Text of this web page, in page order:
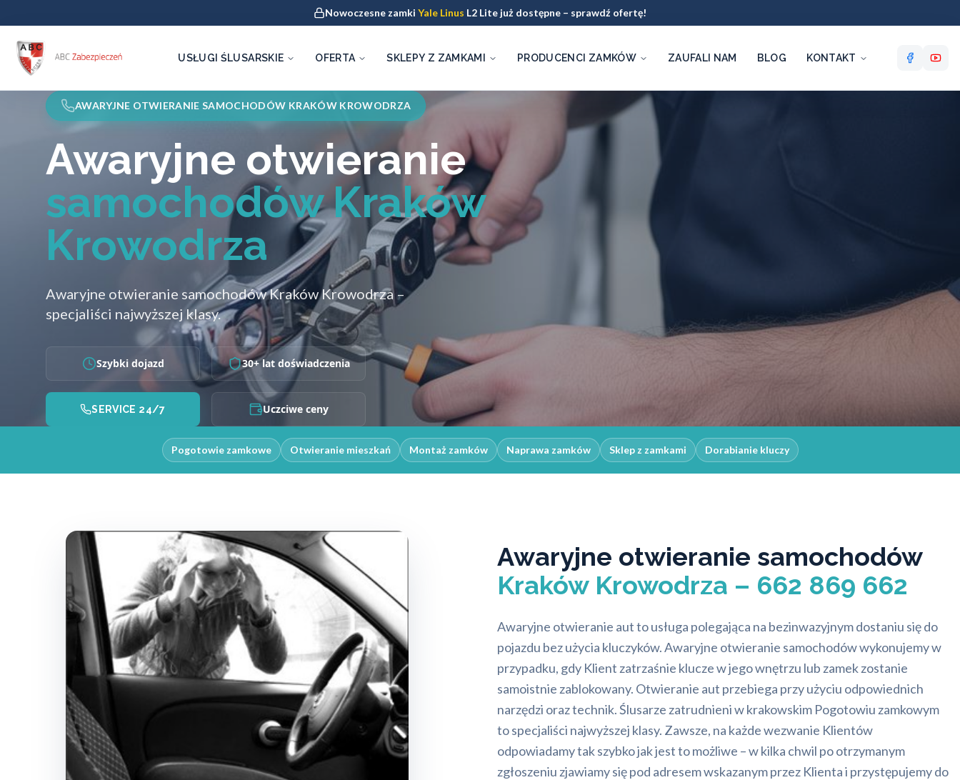
Nowoczesne zamki Yale Linus L2 Lite już dostępne – sprawdź ofertę!
USŁUGI ŚLUSARSKIE OFERTA SKLEPY Z ZAMKAMI PRODUCENCI ZAMKÓW ZAUFALI NAM BLOG KONTAKT
AWARYJNE OTWIERANIE SAMOCHODÓW KRAKÓW KROWODRZA
Awaryjne otwieranie
samochodów Kraków
Krowodrza
Awaryjne otwieranie samochodów Kraków Krowodrza –
specjaliści najwyższej klasy.
Szybki dojazd 30+ lat doświadczenia
SERVICE 24/7 Uczciwe ceny
Pogotowie zamkowe Otwieranie mieszkań Montaż zamków Naprawa zamków Sklep z zamkami Dorabianie kluczy
Awaryjne otwieranie samochodów
Kraków Krowodrza – 662 869 662
Awaryjne otwieranie aut to usługa polegająca na bezinwazyjnym dostaniu się do
pojazdu bez użycia kluczyków. Awaryjne otwieranie samochodów wykonujemy w
przypadku, gdy Klient zatrzaśnie klucze w jego wnętrzu lub zamek zostanie
samoistnie zablokowany. Otwieranie aut przebiega przy użyciu odpowiednich
narzędzi oraz technik. Ślusarze zatrudnieni w krakowskim Pogotowiu zamkowym
to specjaliści najwyższej klasy. Zawsze, na każde wezwanie Klientów
odpowiadamy tak szybko jak jest to możliwe – w kilka chwil po otrzymanym
zgłoszeniu zjawiamy się pod adresem wskazanym przez Klienta i przystępujemy do